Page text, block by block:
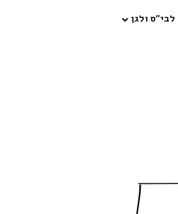
לבי”ס ולגן